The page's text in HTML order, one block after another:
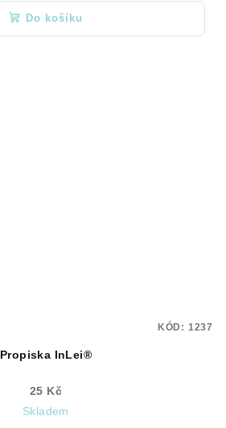
Do košíku
Propiska InLei®
25 Kč
Skladem
KÓD: 1237